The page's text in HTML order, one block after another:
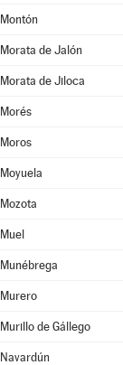
Montón
Morata de Jalón
Morata de Jiloca
Morés
Moros
Moyuela
Mozota
Muel
Munébrega
Murero
Murillo de Gállego
Navardún